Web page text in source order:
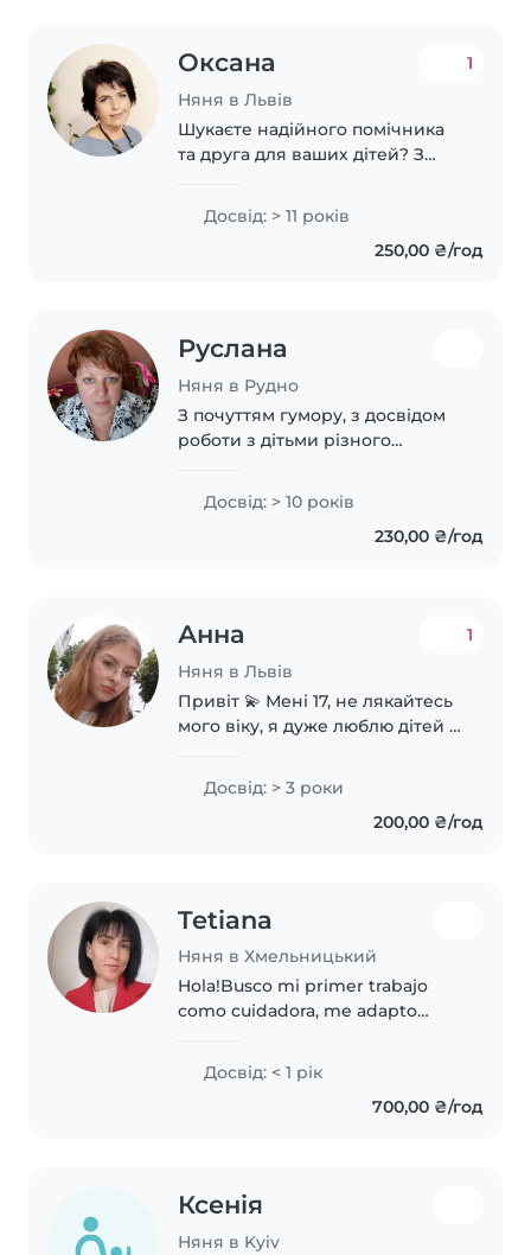
Оксана
Няня в Львів
1
Шукаєте надійного помічника
та друга для ваших дітей? З
турботу та досвід вашій родині!
Про себе: Досвід: понад 25
років роботи з дітьми різного
Досвід: > 11 років
250,00 ₴/год
Руслана
Няня в Рудно
З почуттям гумору, з досвідом
роботи з дітьми різного
читати, готувати.Швидко
знаходжу спільну мову як з
батьками,так і з дітьми.Маю
Досвід: > 10 років
230,00 ₴/год
Анна
Няня в Львів
1
Привіт 💫 Мені 17, не лякайтесь
мого віку, я дуже люблю дітей і
дивилась за маленькою
дівчинкою, відповідальна,
Досвід: > 3 роки
200,00 ₴/год
Tetiana
Няня в Хмельницький
Hola!Busco mi primer trabajo
como cuidadora, me adapto
interactuar con niños en edad
preescolar. Con mi formación en
Medicina, aporto paciencia y
Досвід: < 1 рік
700,00 ₴/год
Ксенія
Няня в Kyiv